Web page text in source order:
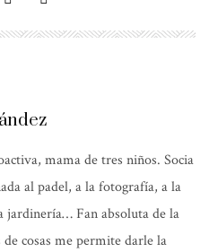
mama de tres niños. Socia
al padel, a la fotografía, a la
jardinería… Fan absoluta de la
cosas me permite darle la